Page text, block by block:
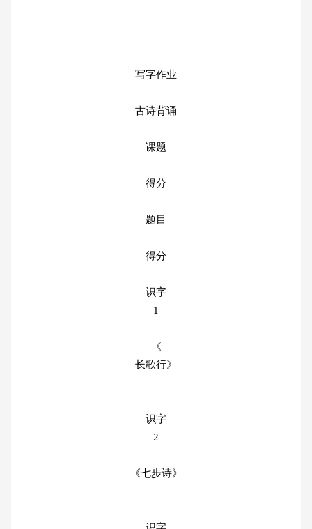
写字作业
古诗背诵
课题
得分
题目
得分
识字
1
《
长歌行》
识字
2
《七步诗》